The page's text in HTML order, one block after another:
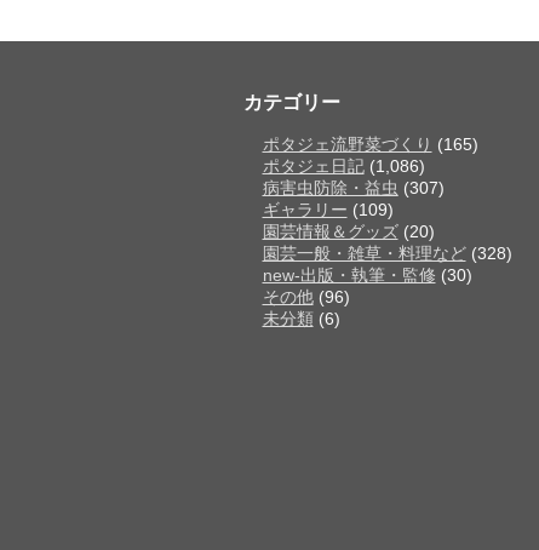
カテゴリー
ポタジェ流野菜づくり (165)
ポタジェ日記(1,086)
病害虫防除・益虫 (307)
ギャラリー (109)
園芸情報＆グッズ(20)
園芸一般・雑草・料理など(328)
new-出版・執筆・監修 (30)
その他(96)
未分類(6)